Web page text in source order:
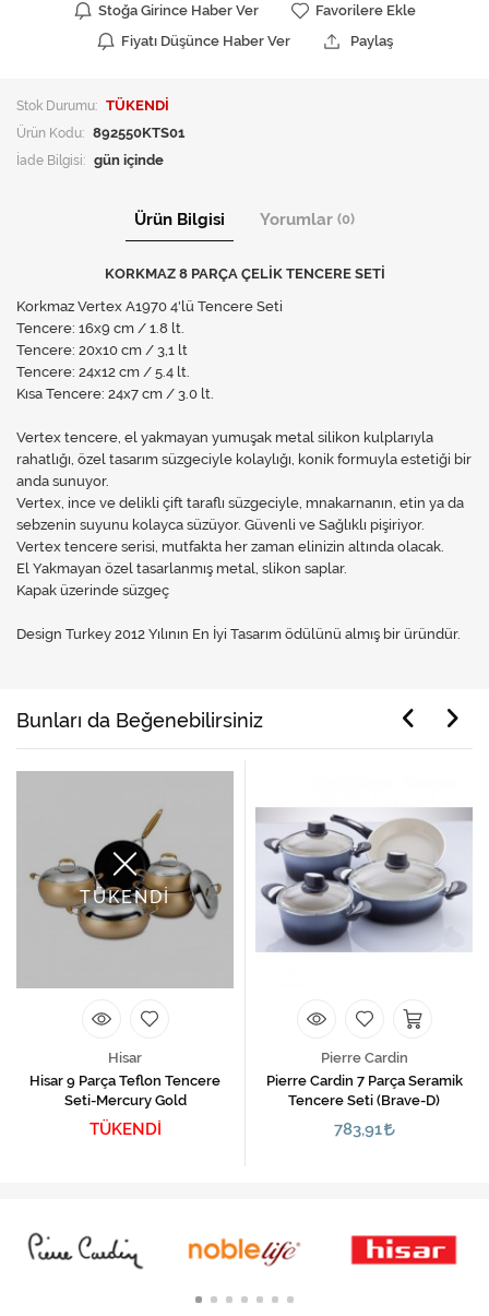
Stoğa Girince Haber Ver
Favorilere Ekle
Fiyatı Düşünce Haber Ver
Paylaş
Stok Durumu: TÜKENDİ
Ürün Kodu: 892550KTS01
İade Bilgisi:
Ürün Bilgisi Yorumlar (0)
KORKMAZ 8 PARÇA ÇELİK TENCERE SETİ
Korkmaz Vertex A1970 4'lü Tencere Seti
Tencere: 16x9 cm / 1.8 lt.
Tencere: 20x10 cm / 3,1 lt
Tencere: 24x12 cm / 5.4 lt.
Kısa Tencere: 24x7 cm / 3.0 lt.
Vertex tencere, el yakmayan yumuşak metal silikon kulplarıyla
rahatlığı, özel tasarım süzgeciyle kolaylığı, konik formuyla estetiği bir
anda sunuyor.
Vertex, ince ve delikli çift taraflı süzgeciyle, mnakarnanın, etin ya da
sebzenin suyunu kolayca süzüyor. Güvenli ve Sağlıklı pişiriyor.
Vertex tencere serisi, mutfakta her zaman elinizin altında olacak.
El Yakmayan özel tasarlanmış metal, slikon saplar.
Kapak üzerinde süzgeç
Design Turkey 2012 Yılının En İyi Tasarım ödülünü almış bir üründür.
Bunları da Beğenebilirsiniz
TÜKENDİ
Hisar
Hisar 9 Parça Teflon Tencere
Seti-Mercury Gold
TÜKENDİ
Pierre Cardin
Pierre Cardin 7 Parça Seramik
Tencere Seti (Brave-D)
783,91